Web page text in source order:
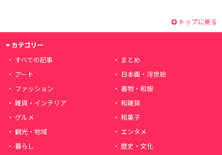
トップに戻る
カテゴリー
すべての記事
まとめ
アート
日本画・浮世絵
ファッション
着物・和服
雑貨・インテリア
和雑貨
グルメ
和菓子
観光・地域
エンタメ
暮らし
歴史・文化